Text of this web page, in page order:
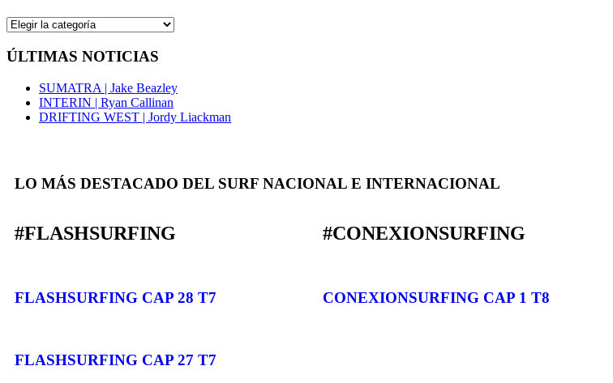
ÚLTIMAS NOTICIAS
SUMATRA | Jake Beazley
INTERIN | Ryan Callinan
DRIFTING WEST | Jordy Liackman
LO MÁS DESTACADO DEL SURF NACIONAL E INTERNACIONAL
#FLASHSURFING
FLASHSURFING CAP 28 T7
FLASHSURFING CAP 27 T7
#CONEXIONSURFING
CONEXIONSURFING CAP 1 T8